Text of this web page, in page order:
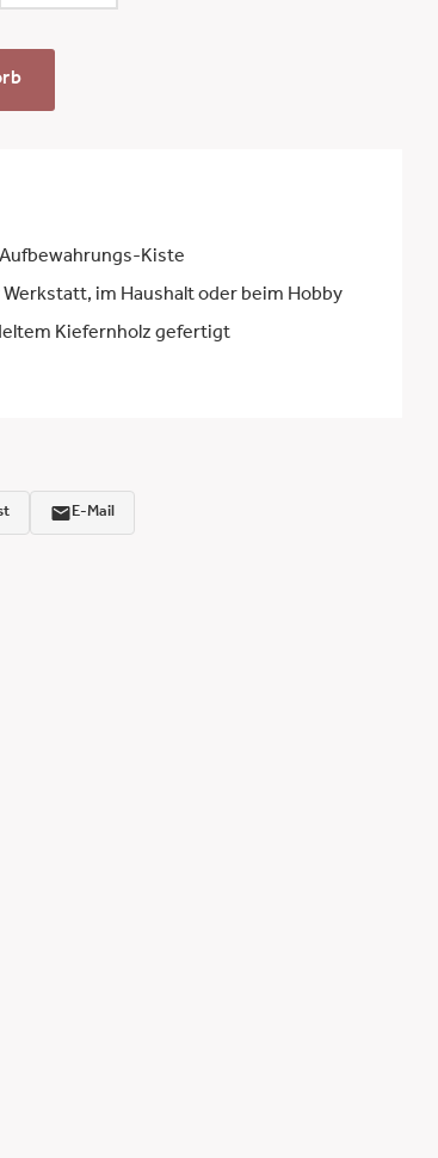
Kiste
im Haushalt oder beim Hobby
Kiefernholz gefertigt
E-Mail